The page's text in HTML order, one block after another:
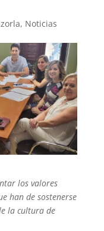
, Noticias
los valores
han de sostenerse
la cultura de